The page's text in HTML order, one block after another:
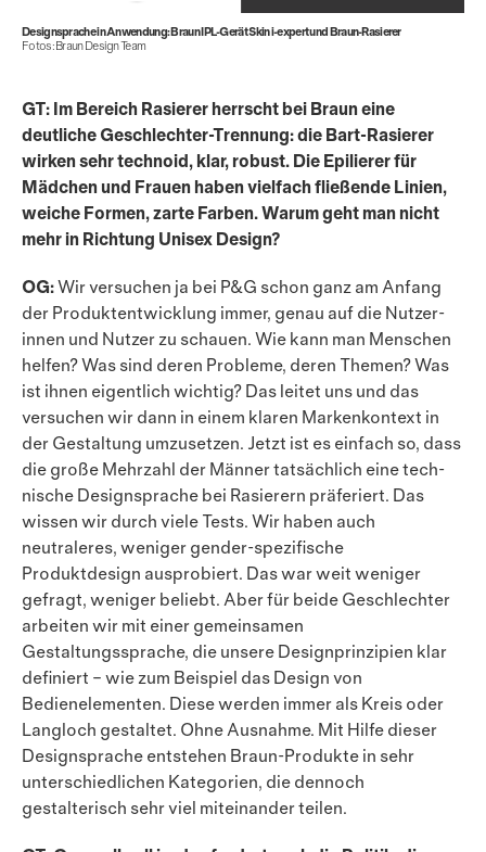
Designsprache in Anwendung: Braun IPL-Gerät Skin i-expert und Braun-Rasierer
Fotos: Braun Design Team
GT: Im Bereich Rasierer herrscht bei Braun eine
deutliche Geschlechter-Trennung: die Bart-Rasierer
wirken sehr technoid, klar, robust. Die Epilierer für
Mädchen und Frauen haben vielfach fließende Linien,
weiche Formen, zarte Farben. Warum geht man nicht
mehr in Richtung Unisex Design?
OG: Wir versuchen ja bei P&G schon ganz am Anfang
der Produktentwicklung immer, genau auf die Nutzer­
innen und Nutzer zu schauen. Wie kann man Menschen
helfen? Was sind deren Probleme, deren Themen? Was
ist ihnen eigentlich wichtig? Das leitet uns und das
versuchen wir dann in einem klaren Markenkontext in
der Gestaltung umzusetzen. Jetzt ist es einfach so, dass
die große Mehrzahl der Männer tatsächlich eine tech­
nische Designsprache bei Rasierern präferiert. Das
wissen wir durch viele Tests. Wir haben auch
neutraleres, weniger gender-spezifische
Produktdesign ausprobiert. Das war weit weniger
gefragt, weniger beliebt. Aber für beide Geschlechter
arbeiten wir mit einer gemeinsamen
Gestaltungssprache, die unsere Designprinzipien klar
definiert – wie zum Beispiel das Design von
Bedienelementen. Diese werden immer als Kreis oder
Lang­loch gestaltet. Ohne Ausnahme. Mit Hilfe dieser
Designsprache entstehen Braun-Produkte in sehr
unter­schied­lichen Kategorien, die dennoch
gestalterisch sehr viel miteinander teilen.